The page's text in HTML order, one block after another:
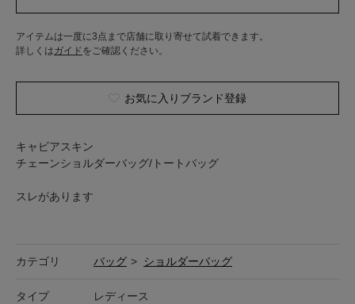
アイテムは一度に3点まで店舗に取り寄せて試着できます。
詳しくはガイド をご確認ください。
お気に入りブランド登録
キャビアスキン
チェーンショルダーバッグ/トートバッグ
スレがあります
カテゴリ バッグ > ショルダーバッグ
タイプ レディース